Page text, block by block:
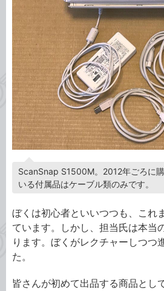
ScanSnap S1500M。2012年ごろに
いる付属品はケーブル類のみです。
ぼくは初心者といいつつも、これ
ています。しかし、担当氏は本当
ります。ぼくがレクチャーしつつ
た。
皆さんが初めて出品する商品とし